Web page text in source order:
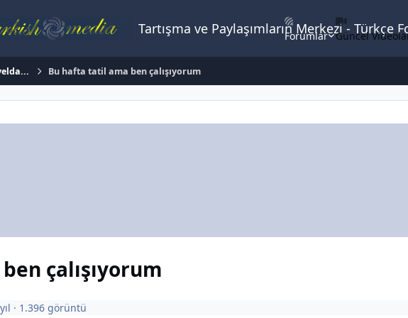
Tartışma ve Paylaşımların Merkezi -
Forumlar Güncel
Bu hafta tatil ama ben çalışıyorum
çalışıyorum
· 1.396 görüntü